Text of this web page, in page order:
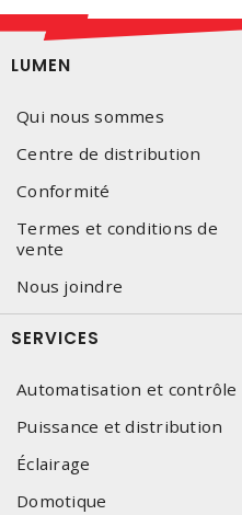
LUMEN
Qui nous sommes
Centre de distribution
Conformité
Termes et conditions de
vente
Nous joindre
SERVICES
Automatisation et contrôle
Puissance et distribution
Éclairage
Domotique